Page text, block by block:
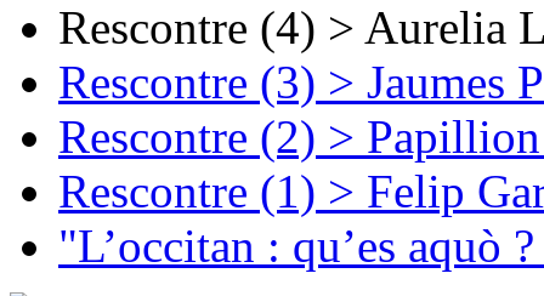
Rescontre (4) > Aurelia
Rescontre (3) > Jaumes
Rescontre (2) >
Rescontre (1) > Felip
"L’occitan : qu’es aquò